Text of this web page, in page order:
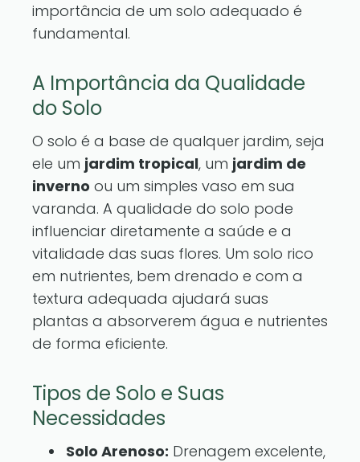
importância de um solo adequado é
fundamental.
A Importância da Qualidade
do Solo
O solo é a base de qualquer jardim, seja
ele um jardim tropical, um jardim de
inverno ou um simples vaso em sua
varanda. A qualidade do solo pode
influenciar diretamente a saúde e a
vitalidade das suas flores. Um solo rico
em nutrientes, bem drenado e com a
textura adequada ajudará suas
plantas a absorverem água e nutrientes
de forma eficiente.
Tipos de Solo e Suas
Necessidades
Solo Arenoso: Drenagem excelente,